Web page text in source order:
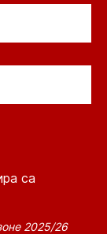
са
2025/26